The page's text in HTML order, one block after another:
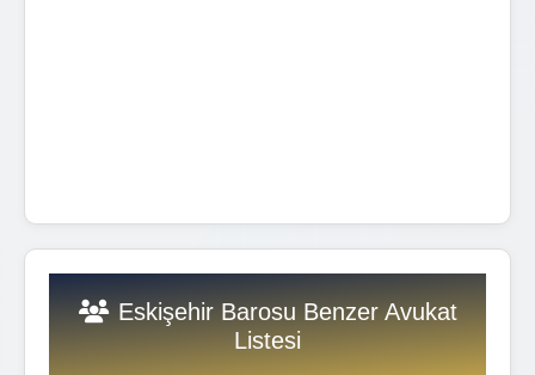
Eskişehir Barosu Benzer Avukat
Listesi